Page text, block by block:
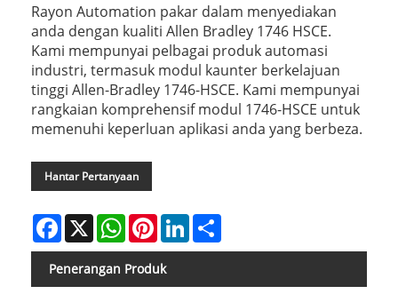
Rayon Automation pakar dalam menyediakan
anda dengan kualiti Allen Bradley 1746 HSCE.
Kami mempunyai pelbagai produk automasi
industri, termasuk modul kaunter berkelajuan
tinggi Allen-Bradley 1746-HSCE. Kami mempunyai
rangkaian komprehensif modul 1746-HSCE untuk
memenuhi keperluan aplikasi anda yang berbeza.
Hantar Pertanyaan
Facebook
X WhatsAppPinterestLinkedIn
Penerangan Produk